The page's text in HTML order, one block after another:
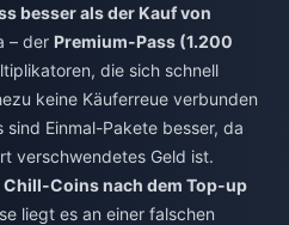
besser als der Kauf von
– der Premium-Pass (1.200
die sich schnell
keine Käuferreue verbunden
Einmal-Pakete besser, da
verschwendetes Geld ist.
Chill-Coins nach dem Top-up
liegt es an einer falschen